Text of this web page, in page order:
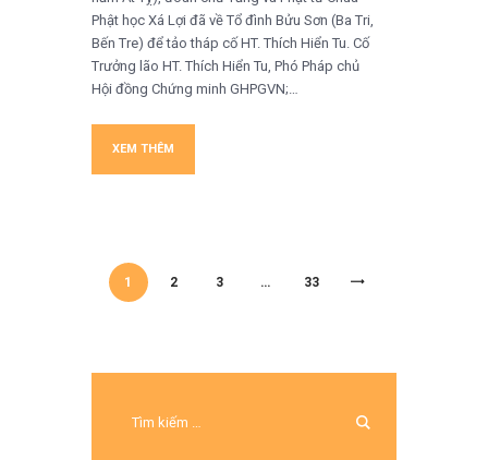
Phật học Xá Lợi đã về Tổ đình Bửu Sơn (Ba Tri,
Bến Tre) để tảo tháp cố HT. Thích Hiển Tu. Cố
Trưởng lão HT. Thích Hiển Tu, Phó Pháp chủ
Hội đồng Chứng minh GHPGVN;…
XEM THÊM
1 2 3 … 33 /